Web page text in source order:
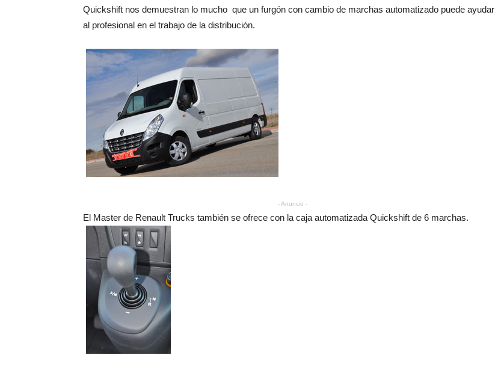
Quickshift nos demuestran lo mucho que un furgón con cambio de marchas automatizado puede ayudar
al profesional en el trabajo de la distribución.
- Anuncio -
El Master de Renault Trucks también se ofrece con la caja automatizada Quickshift de 6 marchas.